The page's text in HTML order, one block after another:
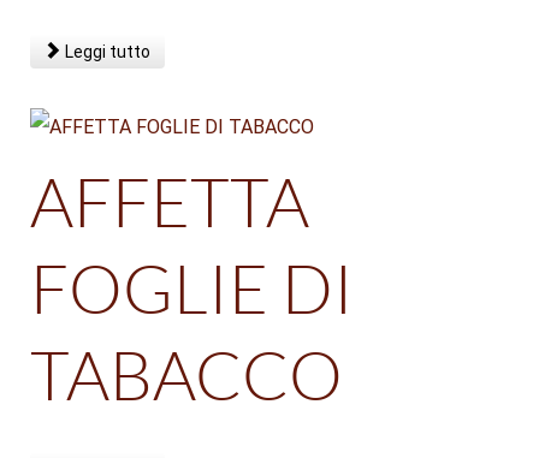
Leggi tutto
AFFETTA
FOGLIE DI
TABACCO